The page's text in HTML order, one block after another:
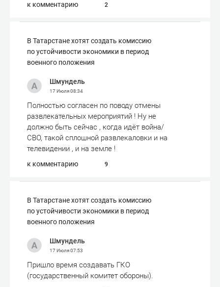
к комментарию 2
В Татарстане хотят создать комиссию
по устойчивости экономики в период
военного положения
Шмундель
17 Июля08:34
Полностью согласен по поводу отмены
развлекательных мероприятий ! Ну не
должно быть сейчас , когда идёт война/
СВО, такой сплошной развлекаловки и на
телевидении , и на земле !
к комментарию 9
В Татарстане хотят создать комиссию
по устойчивости экономики в период
военного положения
Шмундель
17 Июля07:53
Пришло время создавать ГКО
(государственный комитет обороны).